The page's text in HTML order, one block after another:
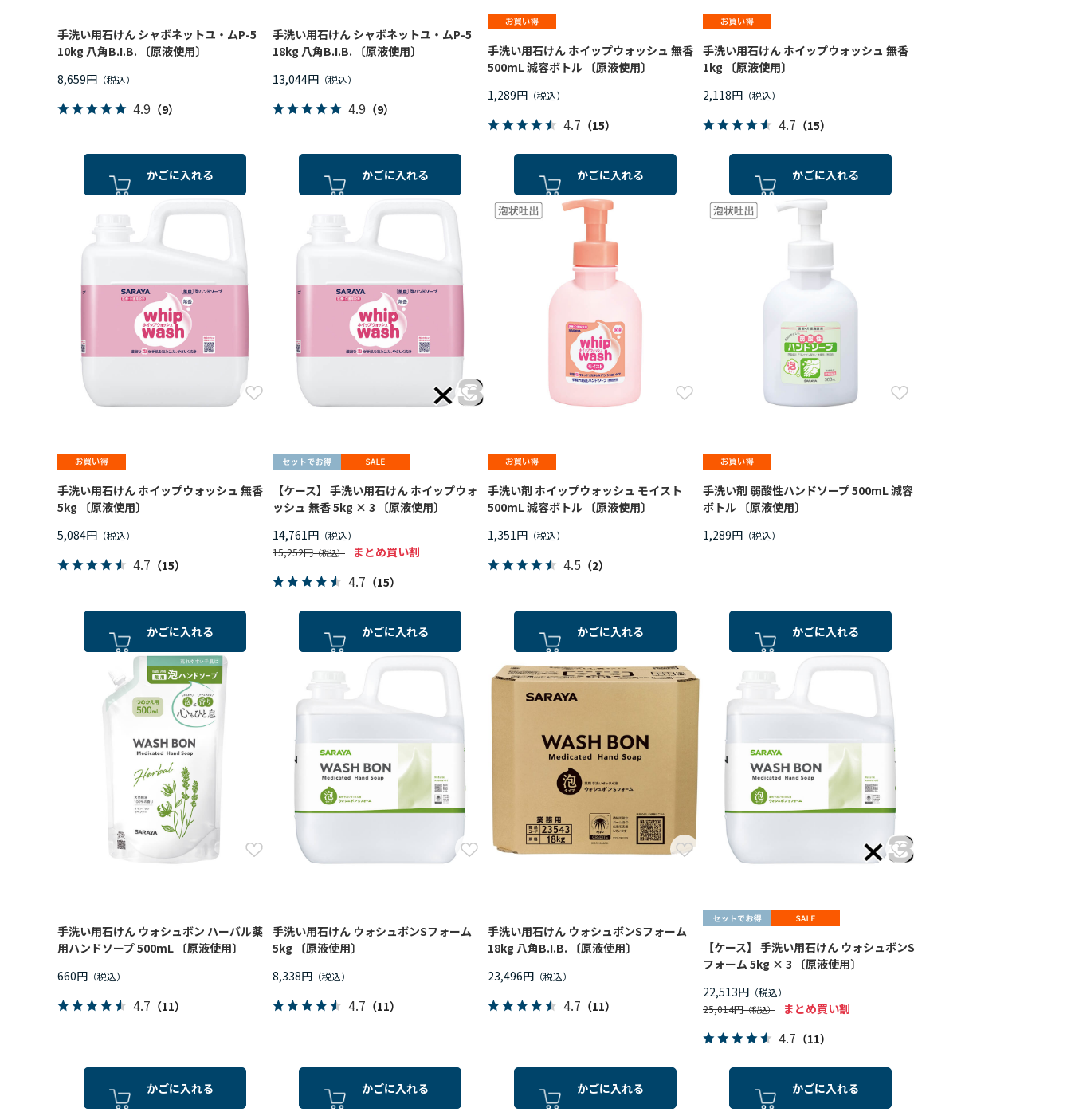
手洗い用石けん シャボネットユ・ムP-5
10kg 八角B.I.B. 〔原液使用〕
8,659円
4.9 （9）
かごに入れる
手洗い用石けん シャボネットユ・ムP-5
18kg 八角B.I.B. 〔原液使用〕
13,044円
4.9 （9）
かごに入れる
手洗い用石けん ホイップウォッシュ 無香
500mL 減容ボトル 〔原液使用〕
1,289円
4.7 （15）
かごに入れる
手洗い用石けん ホイップウォッシュ 無香
1kg 〔原液使用〕
2,118円
4.7 （15）
かごに入れる
手洗い用石けん ホイップウォッシュ 無香
5kg 〔原液使用〕
5,084円
4.7 （15）
かごに入れる
【ケース】 手洗い用石けん ホイップウォ
ッシュ 無香 5kg × 3 〔原液使用〕
14,761円
15,252円 まとめ買い割
4.7 （15）
かごに入れる
手洗い剤 ホイップウォッシュ モイスト
500mL 減容ボトル 〔原液使用〕
1,351円
4.5 （2）
かごに入れる
手洗い剤 弱酸性ハンドソープ 500mL 減容
ボトル 〔原液使用〕
1,289円
かごに入れる
手洗い用石けん ウォシュボン ハーバル薬
用ハンドソープ 500mL 〔原液使用〕
660円
4.7 （11）
かごに入れる
手洗い用石けん ウォシュボンSフォーム
5kg 〔原液使用〕
8,338円
4.7 （11）
かごに入れる
手洗い用石けん ウォシュボンSフォーム
18kg 八角B.I.B. 〔原液使用〕
23,496円
4.7 （11）
かごに入れる
【ケース】 手洗い用石けん ウォシュボンS
フォーム 5kg × 3 〔原液使用〕
22,513円
25,014円 まとめ買い割
4.7 （11）
かごに入れる